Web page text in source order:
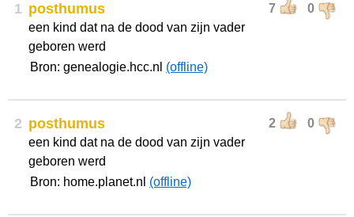
1 7 0
posthumus
een kind dat na de dood van zijn vader
geboren werd
Bron: genealogie.hcc.nl (offline)
2 2 0
posthumus
een kind dat na de dood van zijn vader
geboren werd
Bron: home.planet.nl (offline)